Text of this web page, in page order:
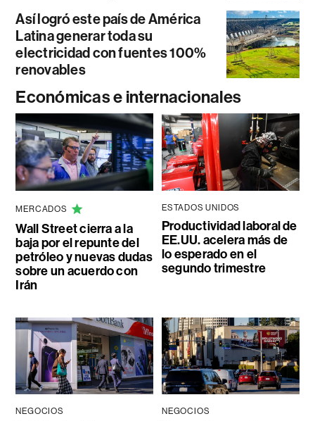
Así logró este país de América
Latina generar toda su
electricidad con fuentes 100%
renovables
Económicas e internacionales
MERCADOS
Wall Street cierra a la
baja por el repunte del
petróleo y nuevas dudas
sobre un acuerdo con
Irán
ESTADOS UNIDOS
Productividad laboral de
EE.UU. acelera más de
lo esperado en el
segundo trimestre
NEGOCIOS NEGOCIOS